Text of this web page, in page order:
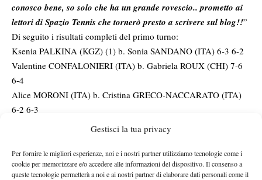
Gestisci la tua privacy
Per fornire le migliori esperienze, noi e i nostri partner utilizziamo tecnologie come i
cookie per memorizzare e/o accedere alle informazioni del dispositivo. Il consenso a
queste tecnologie permetterà a noi e ai nostri partner di elaborare dati personali come il
conosco bene, so solo che ha un grande rovescio.. prometto ai
lettori di Spazio Tennis che tornerò presto a scrivere sul blog!!”
Di seguito i risultati completi del primo turno:
Ksenia PALKINA (KGZ) (1) b. Sonia SANDANO (ITA) 6-3 6-2
Valentine CONFALONIERI (ITA) b. Gabriela ROUX (CHI) 7-6
6-4
Alice MORONI (ITA) b. Cristina GRECO-NACCARATO (ITA)
6-2 6-3
Stefania CHIEPPA (ITA) (7) defeated Giulia SUSSARELLO (ITA)
Julia MAYR (ITA) defeated Serena FRAZZITTA (ITA) 6-1 6-0
Alessia BIANCHI (ITA) b. Susanna MUSSI (ITA) 6-3 6-1